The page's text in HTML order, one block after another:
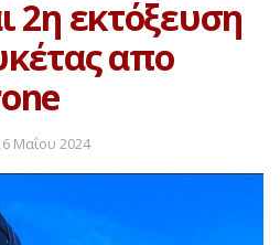
2η εκτόξευση
απο
Μαΐου 2024